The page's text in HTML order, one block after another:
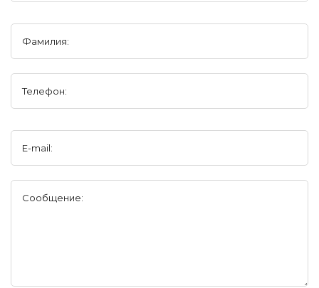
Фамилия:
Телефон:
E-mail:
Сообщение: